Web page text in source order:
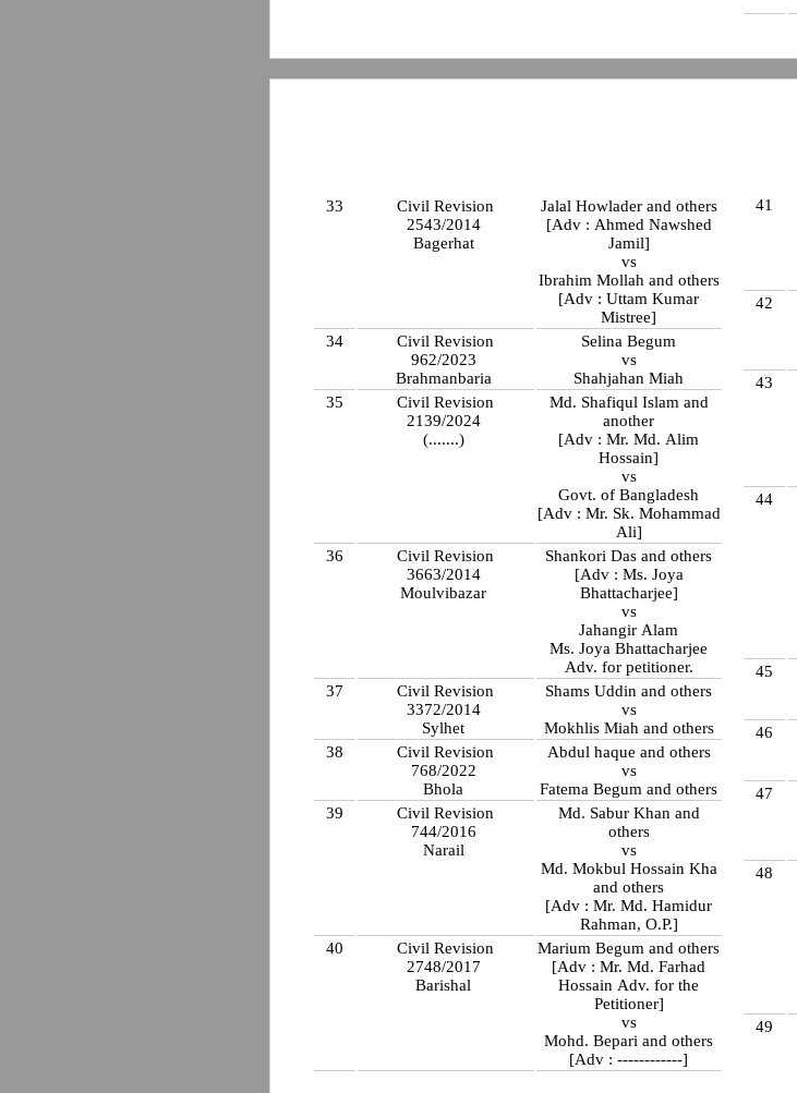
33
Civil Revision
2543/2014
Bagerhat
Jalal Howlader and others
[Adv : Ahmed Nawshed
Jamil]
vs
Ibrahim Mollah and others
[Adv : Uttam Kumar
Mistree]
34
Civil Revision
962/2023
Brahmanbaria
Selina Begum
vs
Shahjahan Miah
35
Civil Revision
2139/2024
(.......)
Md. Shafiqul Islam and
another
[Adv : Mr. Md. Alim
Hossain]
vs
Govt. of Bangladesh
[Adv : Mr. Sk. Mohammad
Ali]
36
Civil Revision
3663/2014
Moulvibazar
Shankori Das and others
[Adv : Ms. Joya
Bhattacharjee]
vs
Jahangir Alam
Ms. Joya Bhattacharjee
Adv. for petitioner.
37
Civil Revision
3372/2014
Sylhet
Shams Uddin and others
vs
Mokhlis Miah and others
38
Civil Revision
768/2022
Bhola
Abdul haque and others
vs
Fatema Begum and others
39
Civil Revision
744/2016
Narail
Md. Sabur Khan and
others
vs
Md. Mokbul Hossain Kha
and others
[Adv : Mr. Md. Hamidur
Rahman, O.P.]
40
Civil Revision
2748/2017
Barishal
Marium Begum and others
[Adv : Mr. Md. Farhad
Hossain Adv. for the
Petitioner]
vs
Mohd. Bepari and others
[Adv : ------------]
41
42
43
44
45
46
47
48
49